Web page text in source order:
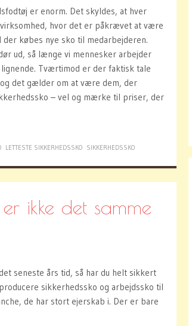
er enorm. Det skyldes, at hver
hvor det er påkrævet at være
købes nye sko til medarbejderen.
ud, så længe vi mennesker arbejder
Tværtimod er der faktisk tale
det gælder om at være dem, der
– vel og mærke til priser, der
LETTESTE SIKKERHEDSSKO SIKKERHEDSSKO
er ikke det samme
seneste års tid, så har du helt sikkert
sikkerhedssko og arbejdssko til
de har stort ejerskab i. Der er bare